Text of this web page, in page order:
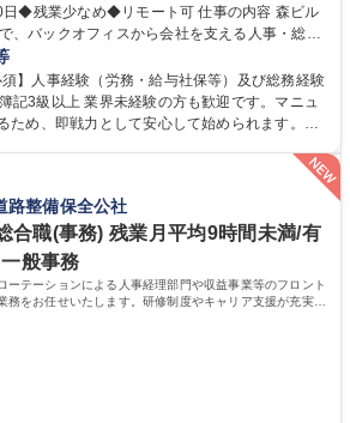
なめ◆リモート可 仕事の内容 森ビル
、バックオフィスから会社を支える人事・総務
務の業務をバランスよく担当し、ゆくゆくは制
戦できる、やりがいある環境です。 ■勤怠管
続き、年末調整等の労務管理全般 ■入退社手続
制度改定などのコア業務 ■社内イベントの企画
なたの経験に合わせて不足している部分はいつ
整っているため、安心して成長できます。 募
総務◆賞与5ヶ月◆年休120日◆残業少なめ◆
】人事経験（労務・給与社保等）及び総務経験
記3級以上 業界未経験の方も歓迎です。マニュ
ため、即戦力として安心して始められます。
、社内規定や人事制度の改定など会社のコア業
の成長と組織への貢献度をダイレクトに実感で
日リモート可など、ワークライフバランスを保
。 「これまでの幅広い経験を活かし、長期的な
前向きな意欲と挑戦を全力で応援します。 学
高専 短大 専修学校 高校 語学力： 資格：日商
2級 日商簿記検定3級
路整備保全公社
合職(事務) 残業月平均9時間未満/有
般事務
ーテーションによる人事経理部門や収益事業等のフロント
務をお任せいたします。研修制度やキャリア支援が充実し